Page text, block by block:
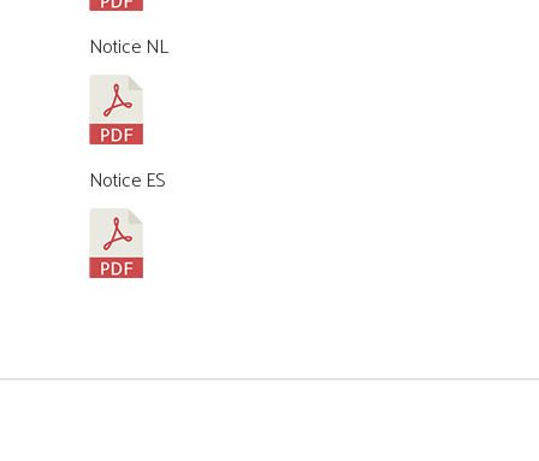
Notice NL
Notice ES